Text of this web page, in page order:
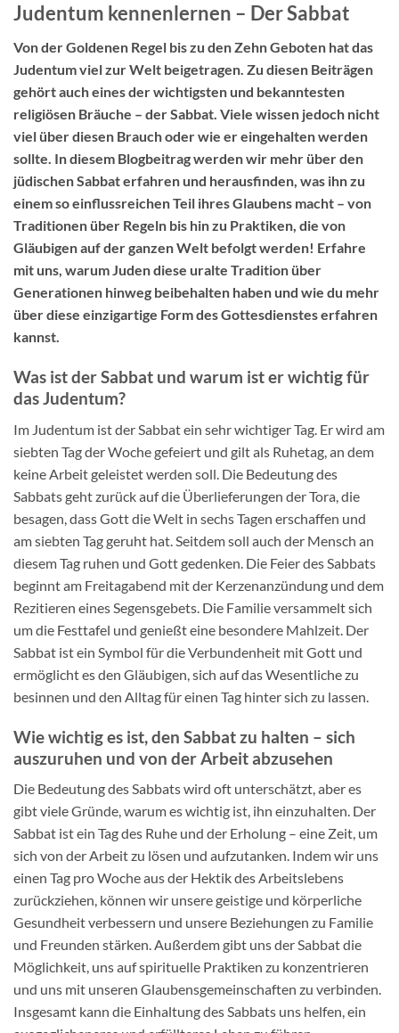
Judentum kennenlernen – Der Sabbat
Von der Goldenen Regel bis zu den Zehn Geboten hat das
Judentum viel zur Welt beigetragen. Zu diesen Beiträgen
gehört auch eines der wichtigsten und bekanntesten
religiösen Bräuche – der Sabbat. Viele wissen jedoch nicht
viel über diesen Brauch oder wie er eingehalten werden
sollte. In diesem Blogbeitrag werden wir mehr über den
jüdischen Sabbat erfahren und herausfinden, was ihn zu
einem so einflussreichen Teil ihres Glaubens macht – von
Traditionen über Regeln bis hin zu Praktiken, die von
Gläubigen auf der ganzen Welt befolgt werden! Erfahre
mit uns, warum Juden diese uralte Tradition über
Generationen hinweg beibehalten haben und wie du mehr
über diese einzigartige Form des Gottesdienstes erfahren
kannst.
Was ist der Sabbat und warum ist er wichtig für
das Judentum?
Im Judentum ist der Sabbat ein sehr wichtiger Tag. Er wird am
siebten Tag der Woche gefeiert und gilt als Ruhetag, an dem
keine Arbeit geleistet werden soll. Die Bedeutung des
Sabbats geht zurück auf die Überlieferungen der Tora, die
besagen, dass Gott die Welt in sechs Tagen erschaffen und
am siebten Tag geruht hat. Seitdem soll auch der Mensch an
diesem Tag ruhen und Gott gedenken. Die Feier des Sabbats
beginnt am Freitagabend mit der Kerzenanzündung und dem
Rezitieren eines Segensgebets. Die Familie versammelt sich
um die Festtafel und genießt eine besondere Mahlzeit. Der
Sabbat ist ein Symbol für die Verbundenheit mit Gott und
ermöglicht es den Gläubigen, sich auf das Wesentliche zu
besinnen und den Alltag für einen Tag hinter sich zu lassen.
Wie wichtig es ist, den Sabbat zu halten – sich
auszuruhen und von der Arbeit abzusehen
Die Bedeutung des Sabbats wird oft unterschätzt, aber es
gibt viele Gründe, warum es wichtig ist, ihn einzuhalten. Der
Sabbat ist ein Tag des Ruhe und der Erholung – eine Zeit, um
sich von der Arbeit zu lösen und aufzutanken. Indem wir uns
einen Tag pro Woche aus der Hektik des Arbeitslebens
zurückziehen, können wir unsere geistige und körperliche
Gesundheit verbessern und unsere Beziehungen zu Familie
und Freunden stärken. Außerdem gibt uns der Sabbat die
Möglichkeit, uns auf spirituelle Praktiken zu konzentrieren
und uns mit unseren Glaubensgemeinschaften zu verbinden.
Insgesamt kann die Einhaltung des Sabbats uns helfen, ein